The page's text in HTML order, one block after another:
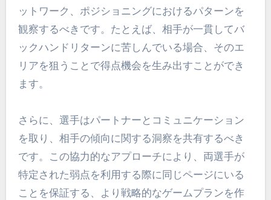
ットワーク、ポジショニングにおけるパターンを
観察するべきです。たとえば、相手が一貫してバ
ックハンドリターンに苦しんでいる場合、そのエ
リアを狙うことで得点機会を生み出すことができ
ます。
さらに、選手はパートナーとコミュニケーション
を取り、相手の傾向に関する洞察を共有するべき
です。この協力的なアプローチにより、両選手が
特定された弱点を利用する際に同じページにいる
ことを保証する、より戦略的なゲームプランを作